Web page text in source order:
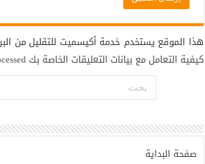
هذا الموقع يستخدم خدمة أكيسميت للتقليل من
كيفية التعامل مع بيانات التعليقات الخاصة بك processed
صفحة البداية